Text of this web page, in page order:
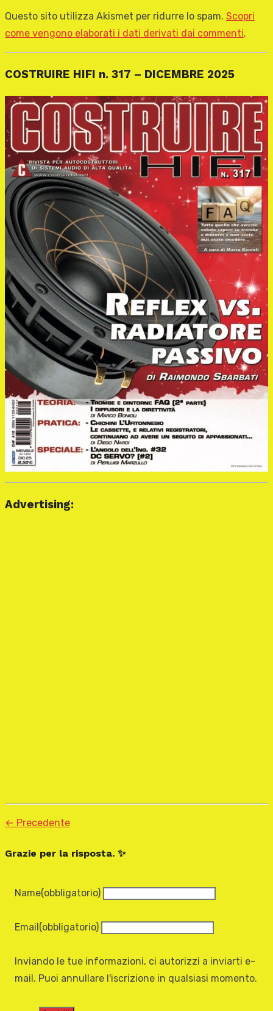
Questo sito utilizza Akismet per ridurre lo spam. Scopri
come vengono elaborati i dati derivati dai commenti.
COSTRUIRE HIFI n. 317 – DICEMBRE 2025
Advertising:
← Precedente
Grazie per la risposta. ✨
Name(obbligatorio)
Email(obbligatorio)
Inviando le tue informazioni, ci autorizzi a inviarti e-
mail. Puoi annullare l'iscrizione in qualsiasi momento.